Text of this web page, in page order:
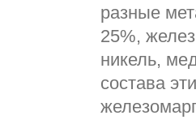
разные
25%,
никель,
состава